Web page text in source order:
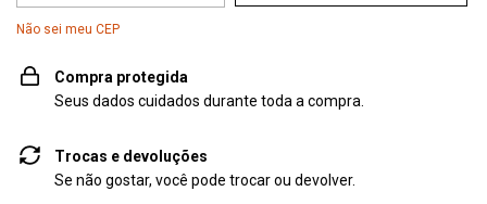
Não sei meu CEP
Compra protegida
Seus dados cuidados durante toda a compra.
Trocas e devoluções
Se não gostar, você pode trocar ou devolver.